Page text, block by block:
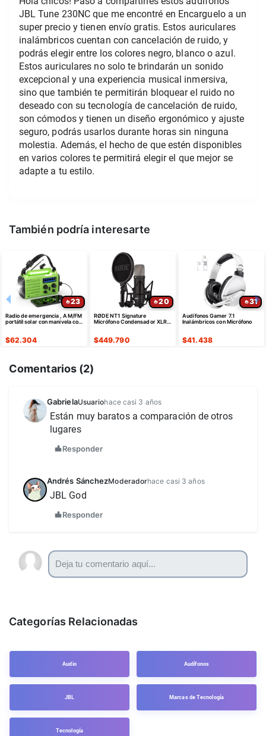
JBL Tune 230NC que me encontré en Encarguelo a un
super precio y tienen envío gratis. Estos auriculares
inalámbricos cuentan con cancelación de ruido, y
podrás elegir entre los colores negro, blanco o azul.
Estos auriculares no solo te brindarán un sonido
excepcional y una experiencia musical inmersiva,
sino que también te permitirán bloquear el ruido no
deseado con su tecnología de cancelación de ruido,
son cómodos y tienen un diseño ergonómico y ajuste
seguro, podrás usarlos durante horas sin ninguna
molestia. Además, el hecho de que estén disponibles
en varios colores te permitirá elegir el que mejor se
adapte a tu estilo.
También podría interesarte
23
Radio de emergencia , AM/FM
portátil solar con manivela con
$62.304
20
RØDE NT1 Signature
Micrófono Condensador XLR
$449.790
31
Audífonos Gamer 7.1
Inalámbricos con Micrófono
$41.438
Comentarios (2)
GabrielaUsuariohace casi 3 años
Están muy baratos a comparación de otros
lugares
Responder
Andrés SánchezModeradorhace casi 3 años
JBL God
Responder
Categorías Relacionadas
Audio Audífonos
JBL Marcas de Tecnología
Tecnología